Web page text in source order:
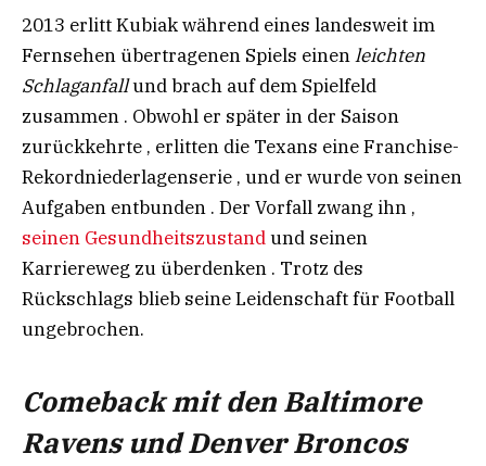
2013 erlitt Kubiak während eines landesweit im
Fernsehen übertragenen Spiels einenleichten
Schlaganfallund brach auf dem Spielfeld
zusammen . Obwohl er später in der Saison
zurückkehrte , erlitten die Texans eine Franchise-
Rekordniederlagenserie , und er wurde von seinen
Aufgaben entbunden . Der Vorfall zwang ihn ,
seinen Gesundheitszustandund seinen
Karriereweg zu überdenken . Trotz des
Rückschlags blieb seine Leidenschaft für Football
ungebrochen.
Comeback mit den Baltimore
Ravens und Denver Broncos